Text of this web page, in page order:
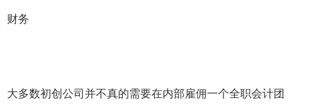
财务
大多数初创公司并不真的需要在内部雇佣一个全职会计团